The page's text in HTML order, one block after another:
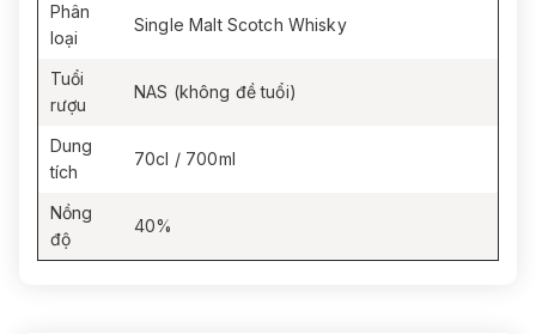
Phân
loại
Single Malt Scotch Whisky
Tuổi
rượu
NAS (không đề tuổi)
Dung
tích
70cl / 700ml
Nồng
độ
40%